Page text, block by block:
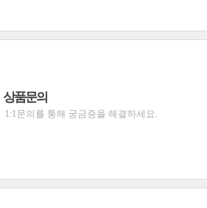
상품문의
1:1문의를 통해 궁금증을 해결하세요.